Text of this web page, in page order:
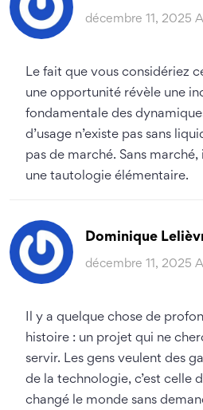
décembre 11, 2025
Le fait que vous considériez
une opportunité révèle une
fondamentale des
d’usage n’existe pas sans
pas de marché. Sans marché,
une tautologie élémentaire.
Dominique
décembre 11, 2025
Il y a quelque chose de
histoire : un projet qui ne
servir. Les gens veulent des
de la technologie, c’est celle
changé le monde sans